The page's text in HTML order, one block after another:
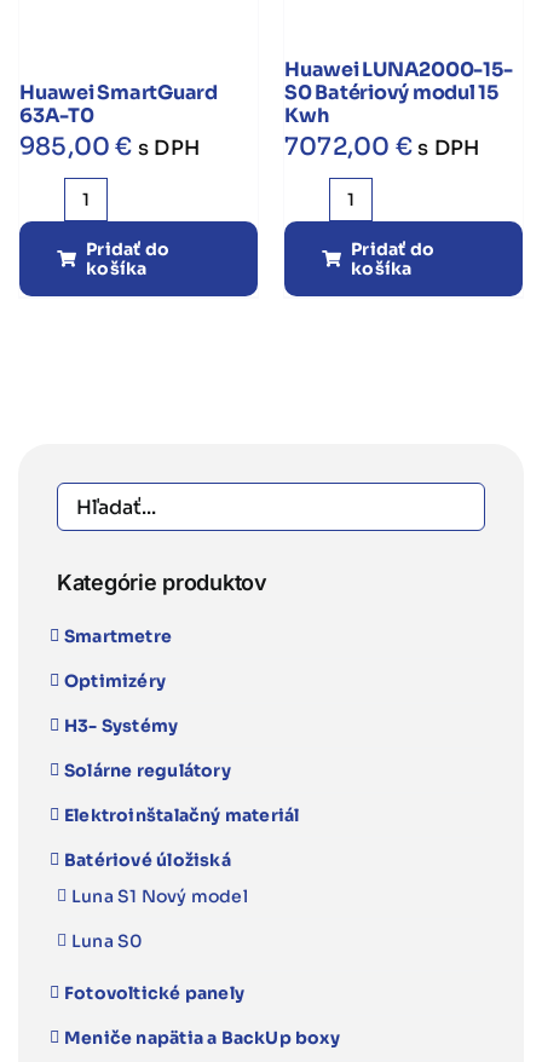
Huawei SmartGuard
63A-T0
985,00€ s DPH
množstvo
Huawei
SmartGuard
63A-
Pridať do
košíka
Huawei LUNA2000-15-
S0 Batériový modul 15
Kwh
7072,00 € s DPH
množstvo
Huawei
LUNA2000-
15-
Pridať do
košíka
Kategórie produktov
Smartmetre
Optimizéry
H3- Systémy
Solárne regulátory
Elektroinštalačný materiál
Batériové úložiská
Luna S1 Nový model
Luna S0
Fotovoltické panely
Meniče napätia a BackUp boxy